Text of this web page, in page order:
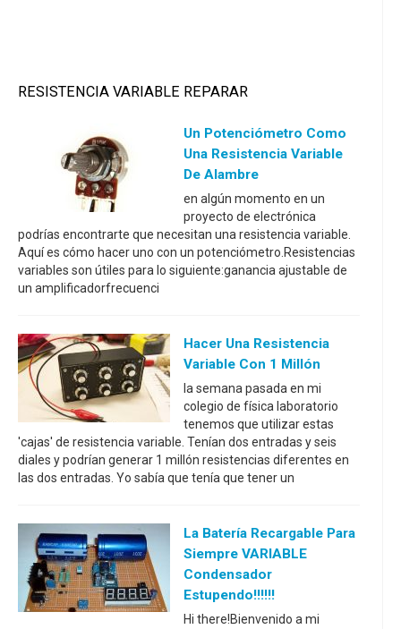
RESISTENCIA VARIABLE REPARAR
Un Potenciómetro Como
Una Resistencia Variable
De Alambre
en algún momento en un
proyecto de electrónica
podrías encontrarte que necesitan una resistencia variable.
Aquí es cómo hacer uno con un potenciómetro.Resistencias
variables son útiles para lo siguiente:ganancia ajustable de
un amplificadorfrecuenci
Hacer Una Resistencia
Variable Con 1 Millón
la semana pasada en mi
colegio de física laboratorio
tenemos que utilizar estas
'cajas' de resistencia variable. Tenían dos entradas y seis
diales y podrían generar 1 millón resistencias diferentes en
las dos entradas. Yo sabía que tenía que tener un
La Batería Recargable Para
Siempre VARIABLE
Condensador
Estupendo!!!!!!
Hi there!Bienvenido a mi